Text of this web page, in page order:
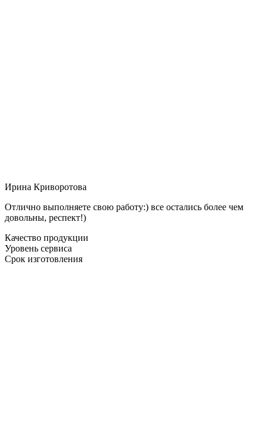
Ирина Криворотова
Отлично выполняете свою работу:) все остались более чем
довольны, респект!)
Качество продукции
Уровень сервиса
Срок изготовления